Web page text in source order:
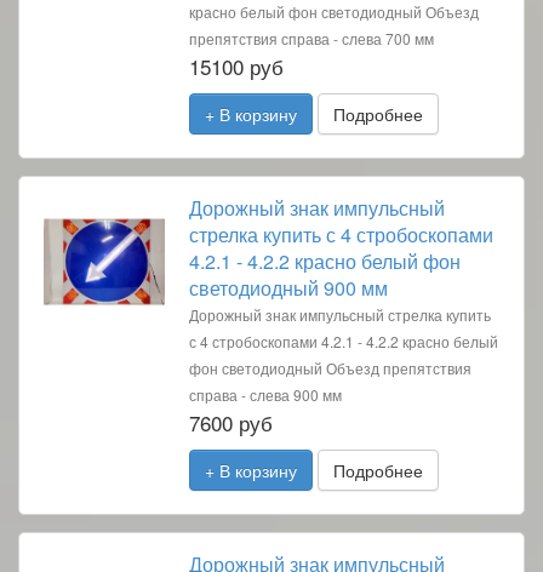
красно белый фон светодиодный Объезд
препятствия справа - слева 700 мм
15100 руб
+ В корзину Подробнее
Дорожный знак импульсный
стрелка купить с 4 стробоскопами
4.2.1 - 4.2.2 красно белый фон
светодиодный 900 мм
Дорожный знак импульсный стрелка купить
с 4 стробоскопами 4.2.1 - 4.2.2 красно белый
фон светодиодный Объезд препятствия
справа - слева 900 мм
7600 руб
+ В корзину Подробнее
Дорожный знак импульсный